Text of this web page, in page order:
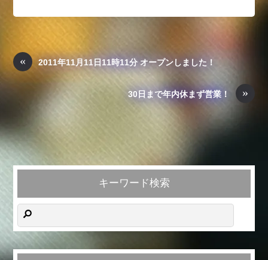
c
b
o
o
tt
ail e
e
a
« 2011年11月11日11時11分 オープンしました！
»
30日まで年内休まず営業！
キーワード検索